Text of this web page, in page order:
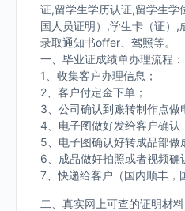
证,留学生学历认证,留学生学
国人员证明）,学生卡（证）,
录取通知书offer、驾照等。
一、毕业证成绩单办理流程：
1、收集客户办理信息；
2、客户付定金下单；
3、公司确认到账转制作点做
4、电子图做好发给客户确认
5、电子图确认好转成品部做
6、成品做好拍照或者视频确
7、快递给客户（国内顺丰，
二、真实网上可查的证明材料